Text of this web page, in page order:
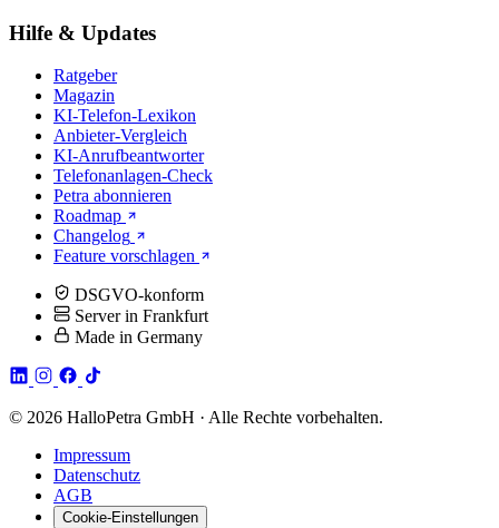
Hilfe & Updates
Ratgeber
Magazin
KI-Telefon-Lexikon
Anbieter-Vergleich
KI-Anrufbeantworter
Telefonanlagen-Check
Petra abonnieren
Roadmap
Changelog
Feature vorschlagen
DSGVO-konform
Server in Frankfurt
Made in Germany
© 2026 HalloPetra GmbH · Alle Rechte vorbehalten.
Impressum
Datenschutz
AGB
Cookie-Einstellungen